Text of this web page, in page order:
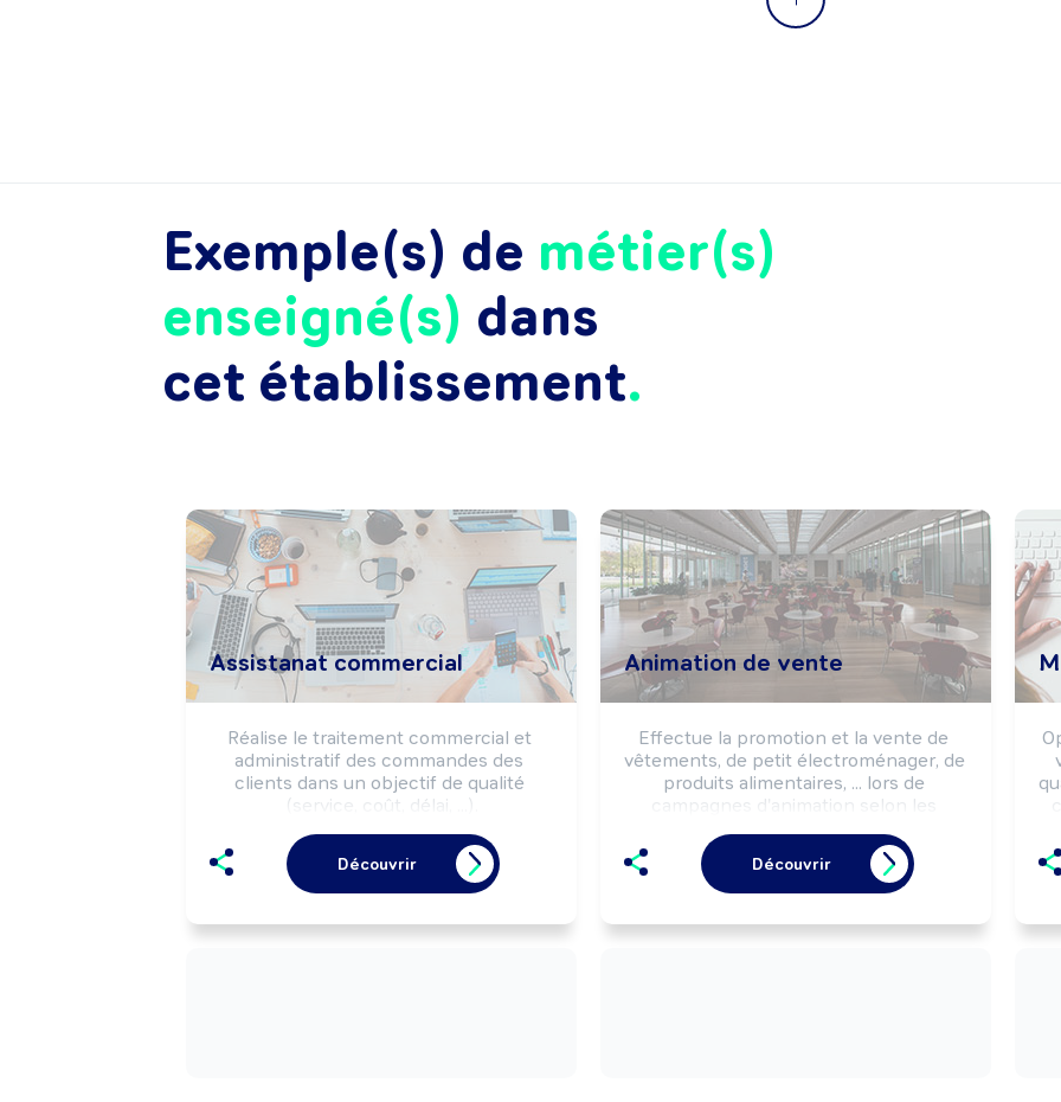
Exemple(s) de métier(s)
enseigné(s) dans
cet établissement
Assistanat commercial
Réalise le traitement commercial et
administratif des commandes des
clients dans un objectif de qualité
(service, coût, délai, ...).
informations techniques sur les
produits/services de l'entreprise.
Peut prospecter la clientèle et vendre
Découvrir
Animation de vente
Effectue la promotion et la vente de
vêtements, de petit électroménager, de
produits alimentaires, ... lors de
campagnes d'animation selon les
promotionnelle, lancement de produit,
...) d'une marque, d'un client.
Découvrir